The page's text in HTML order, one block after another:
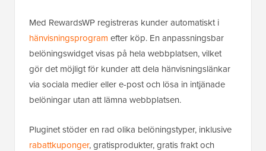
Med RewardsWP registreras kunder automatiskt i
hänvisningsprogram efter köp. En anpassningsbar
belöningswidget visas på hela webbplatsen, vilket
gör det möjligt för kunder att dela hänvisningslänkar
via sociala medier eller e-post och lösa in intjänade
belöningar utan att lämna webbplatsen.
Pluginet stöder en rad olika belöningstyper, inklusive
rabattkuponger, gratisprodukter, gratis frakt och